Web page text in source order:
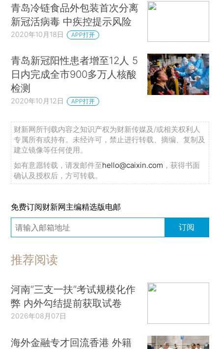
青岛冷链食品外包装首次分离
新冠活病毒 中疾控提示风险
2020年10月18日 APP打开
青岛新冠阳性患者增至12人 5
日内完成全市900多万人核酸
检测
2020年10月12日 APP打开
财新网所刊载内容之知识产权为财新传媒及/或相关权利人
专属所有或持有。未经许可，禁止进行转载、摘编、复制及
建立镜像等任何使用。
如有意愿转载，请发邮件至hello@caixin.com ，获得书面
确认及授权后，方可转载。
免费订阅财新网主编精选版电邮
订阅
推荐阅读
河南“三支一扶”考试规模化作
弊 内外勾结提前获取试卷
2026年08月07日
海外金融专才回流香港 外籍